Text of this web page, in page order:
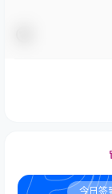
今日签